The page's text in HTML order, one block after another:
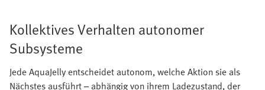
Kollektives Verhalten autonomer
Subsysteme
Jede AquaJelly entscheidet autonom, welche Aktion sie als
Nächstes ausführt – abhängig von ihrem Ladezustand, der